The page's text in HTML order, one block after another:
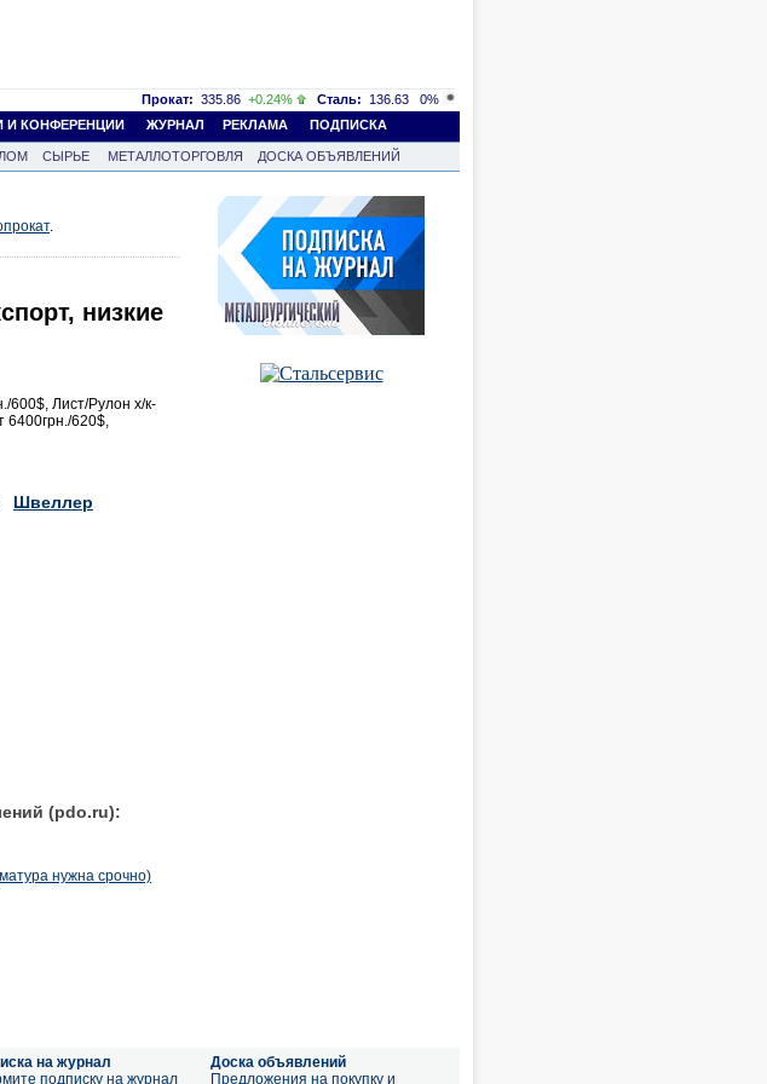
Прокат: 335.86 +0.24% Сталь: 136.63
0%
И КОНФЕРЕНЦИИ ЖУРНАЛ РЕКЛАМА ПОДПИСКА
СЫРЬЕ МЕТАЛЛОТОРГОВЛЯ
ДОСКА ОБЪЯВЛЕНИЙ
.
низкие
600$, Лист/Рулон х/к-
6400грн./620$,
Швеллер
(pdo.ru):
нужна срочно)
на журнал
подписку на журнал
Доска объявлений
Предложения на покупку и